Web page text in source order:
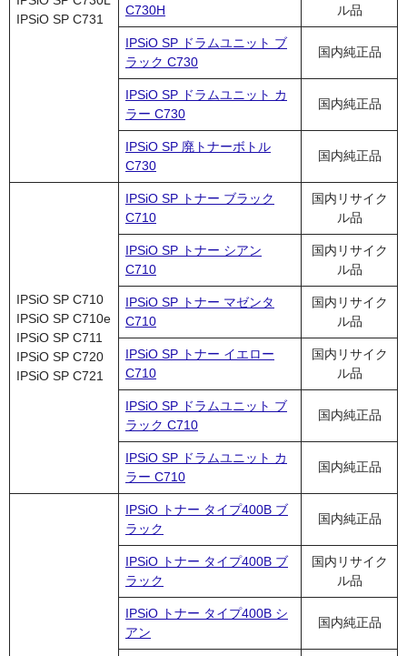
IPSiO SP C731
C730H ル品
IPSiO SP ドラムユニット ブ
ラック C730
国内純正品
IPSiO SP ドラムユニット カ
ラー C730
国内純正品
IPSiO SP 廃トナーボトル
C730
国内純正品
IPSiO SP C710
IPSiO SP C710e
IPSiO SP C711
IPSiO SP C720
IPSiO SP C721
IPSiO SP トナー ブラック
C710
国内リサイク
ル品
IPSiO SP トナー シアン
C710
国内リサイク
ル品
IPSiO SP トナー マゼンタ
C710
国内リサイク
ル品
IPSiO SP トナー イエロー
C710
国内リサイク
ル品
IPSiO SP ドラムユニット ブ
ラック C710
国内純正品
IPSiO SP ドラムユニット カ
ラー C710
国内純正品
IPSiO トナー タイプ400B ブ
ラック
国内純正品
IPSiO トナー タイプ400B ブ
ラック
国内リサイク
ル品
IPSiO トナー タイプ400B シ
アン
国内純正品